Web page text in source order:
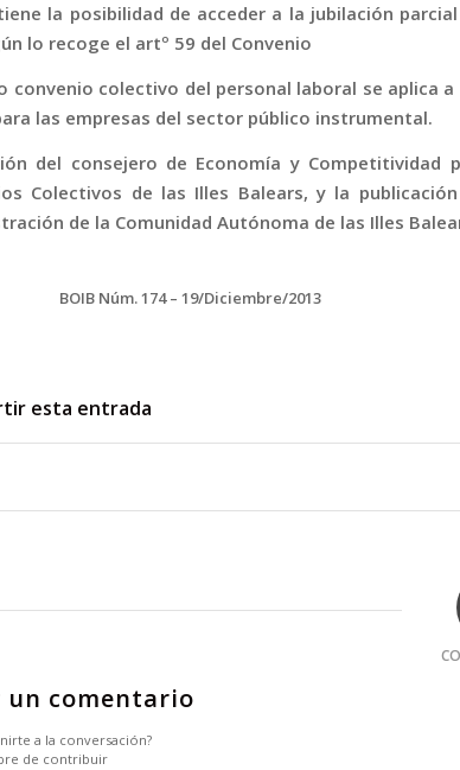
la posibilidad de acceder a la jubilación
lo recoge el artº 59 del Convenio
convenio colectivo del personal laboral se aplica
las empresas del sector público instrumental.
del consejero de Economía y
Colectivos de las Illes Balears, y la
de la Comunidad Autónoma de las Illes
BOIB Núm. 174 – 19/Diciembre/2013
esta entrada
un comentario
a la conversación?
de contribuir